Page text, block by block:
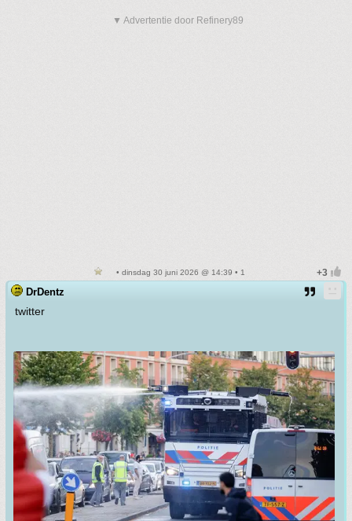
▼ Advertentie door Refinery89
• dinsdag 30 juni 2026 @ 14:39 • 1
DrDentz
twitter